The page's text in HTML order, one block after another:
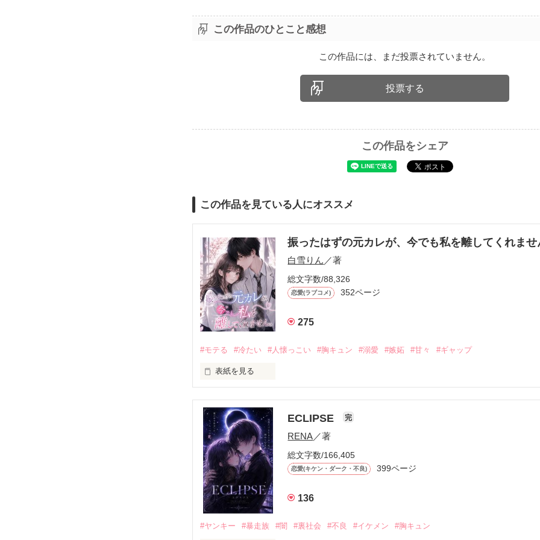
この作品のひとこと感想
この作品には、まだ投票されていません。
投票する
この作品をシェア
この作品を見ている人にオススメ
振ったはずの元カレが、今でも私を離してくれませ
白雪りん ／著
総文字数/88,326
恋愛(ラブコメ) 352ページ
275
#モテる #冷たい #人懐っこい #胸キュン #溺愛 #嫉妬 #甘々 #ギャップ
表紙を見る
モテる人を好きになるのが怖かった。
だから私は、中学時代に大好きだった彼を自分から振った。
もう会うことはないと思っていたのに、
高校生になって再会した彼は、隣の学校で”王子様”と呼ばれる人気者になっていた。
他の女の子には冷たいのに
ECLIPSE 完
RENA／著
総文字数/166,405
恋愛(キケン・ダーク・不良) 399ページ
136
#ヤンキー #暴走族 #闇 #裏社会 #不良 #イケメン #胸キュン